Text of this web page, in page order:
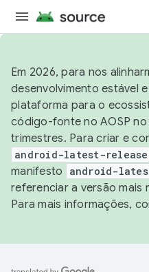
Em 2026, para nos
desenvolvimento estável
plataforma para o
código-fonte no AOSP
trimestres. Para criar e
android-latest-release
manifesto
android-
referenciar a versão mais
Para mais informações,